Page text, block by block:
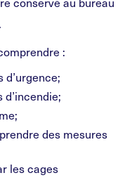
:
d’urgence;
d’incendie;
des mesures
les cages